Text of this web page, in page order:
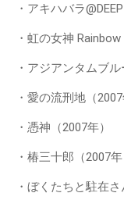
・アキハバラ
・虹の女神 Rainbow
・アジアンタムブル
・愛の流刑地（2007
・憑神（2007年）
・椿三十郎（2007年
・ぼくたちと駐在